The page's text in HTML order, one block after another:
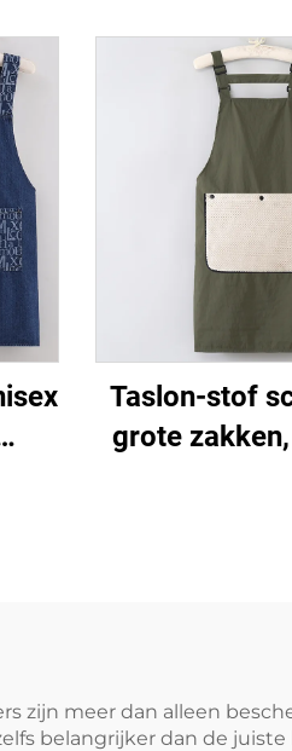
Taslon-stof
grote
zijn meer dan alleen
belangrijker dan de